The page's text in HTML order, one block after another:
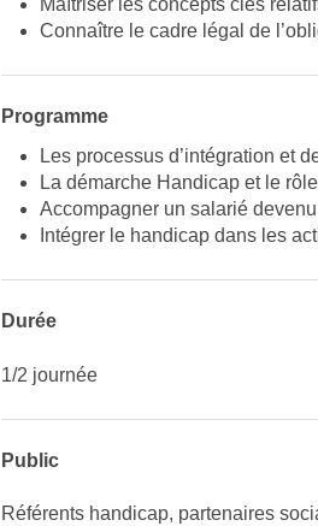
Connaître le cadre légal de
Programme
Les processus d’intégration et
La démarche Handicap et le
Accompagner un salarié
Intégrer le handicap dans les
Durée
1/2 journée
Public
Référents handicap, partenaires